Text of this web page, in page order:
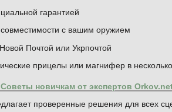
гарантией
с вашим оружием
Почтой или Укрпочтой
прицелы или магнифер в
новичкам от экспертов
проверенные решения для всех